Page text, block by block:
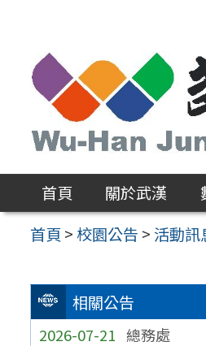
區
首頁 關於武漢
首頁 >校園公告 > 活動訊
相關公告
2026-07-21 總務處